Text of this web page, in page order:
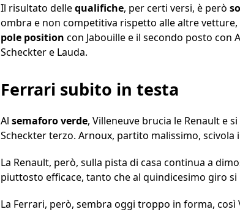
Il risultato dellequalifiche, per certi versi, è però
ombra e non competitiva rispetto alle altre
pole position con Jabouille e il secondo posto con
Scheckter e Lauda.
Ferrari subito in testa
Al semaforo verde, Villeneuve brucia le Renault e
Scheckter terzo. Arnoux, partito malissimo, scivola
La Renault, però, sulla pista di casa continua a
piuttosto efficace, tanto che al quindicesimo giro
La Ferrari, però, sembra oggi troppo in forma,